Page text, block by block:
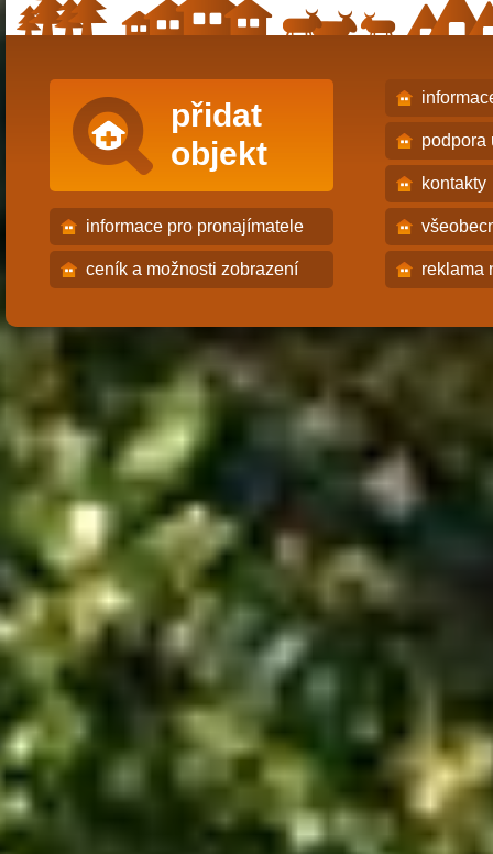
přidat
objekt
informace pro pronajímatele
ceník a možnosti zobrazení
podpora
kontakty
reklama